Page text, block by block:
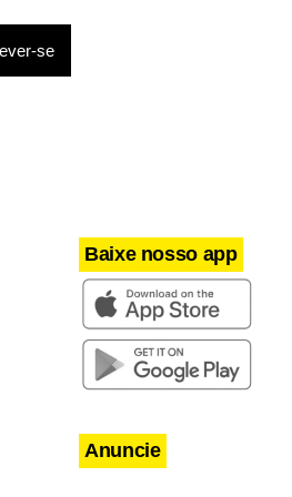
Baixe nosso app
Anuncie